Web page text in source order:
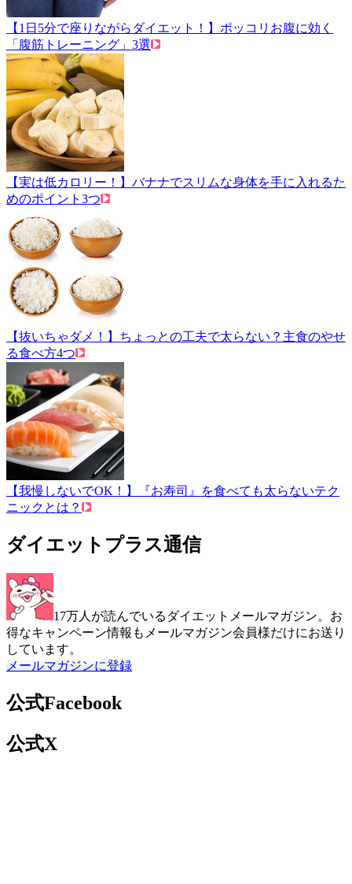
【1日5分で座りながらダイエット！】ポッコリお腹に効く
「腹筋トレーニング」3選
【実は低カロリー！】バナナでスリムな身体を手に入れるた
めのポイント3つ
【抜いちゃダメ！】ちょっとの工夫で太らない？主食のやせ
る食べ方4つ
【我慢しないでOK！】『お寿司』を食べても太らないテク
ニックとは？
ダイエットプラス通信
17万人が読んでいるダイエットメールマガジン。お
得なキャンペーン情報もメールマガジン会員様だけにお送り
しています。
メールマガジンに登録
公式Facebook
公式X